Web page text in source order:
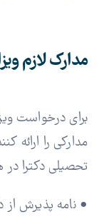
مدارک لازم
برای درخواست
مدارکی را ارائه
تحصیلی دکترا در
• نامه پذیرش از